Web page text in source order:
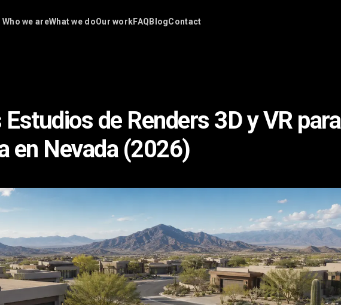
Who we areWhat we doOur workFAQ BlogContact
de Renders 3D y VR para
en Nevada (2026)